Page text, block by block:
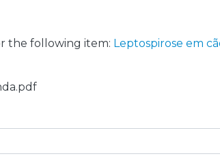
the following item: Leptospirose em